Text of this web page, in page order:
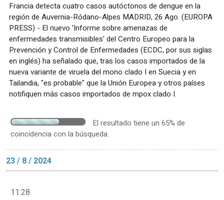
Francia detecta cuatro casos autóctonos de dengue en la
región de Auvernia-Ródano-Alpes MADRID, 26 Ago. (EUROPA
PRESS) - El nuevo 'Informe sobre amenazas de
enfermedades transmisibles' del Centro Europeo para la
Prevención y Control de Enfermedades (ECDC, por sus siglas
en inglés) ha señalado que, tras los casos importados de la
nueva variante de viruela del mono clado I en Suecia y en
Tailandia, "es probable" que la Unión Europea y otros países
notifiquen más casos importados de mpox clado I.
El resultado tiene un 65% de
coincidencia con la búsqueda.
23 / 8 / 2024
11:28